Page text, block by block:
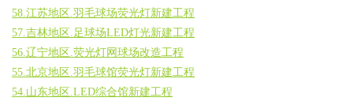
58.江苏地区.羽毛球场荧光灯新建工程
57.吉林地区.足球场LED灯光新建工程
56.辽宁地区.荧光灯网球场改造工程
55.北京地区.羽毛球馆荧光灯新建工程
54.山东地区.LED综合馆新建工程